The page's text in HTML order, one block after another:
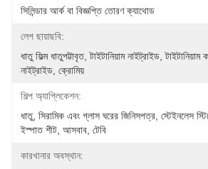
সিলিন্ডার আর্ক বা বিজ্ঞপ্তি তোরণ ক্যাথোড
লেপ ছায়াছবি:
ধাতু ফিল্ম ধাতুপট্টাবৃত, টাইটানিয়াম নাইট্রাইড, টাইটানিয়াম
নাইট্রাইড, ক্রোমিয়
শিল্প অ্যাপ্লিকেশন:
ধাতু, সিরামিক এবং গ্লাস ঘরের জিনিসপত্র, স্টেইনলেস
ইস্পাত শীট, আসবাব, টেবি
কারখানার অবস্থান: